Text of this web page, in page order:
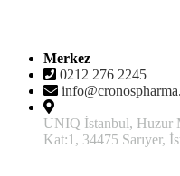
Merkez
0212 276 2245
UNIQ İstanbul, Huzur
Kat:1, 34475 Sarıyer,